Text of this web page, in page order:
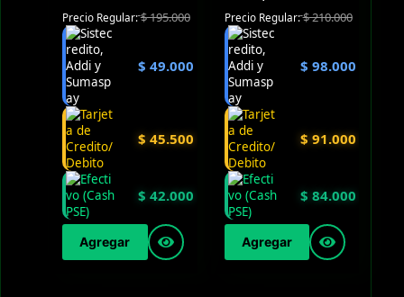
Precio Regular:$195.000
$ 49.000
$ 45.500
$ 42.000
Agregar
Precio Regular:$210.000
$ 98.000
$ 91.000
$ 84.000
Agregar